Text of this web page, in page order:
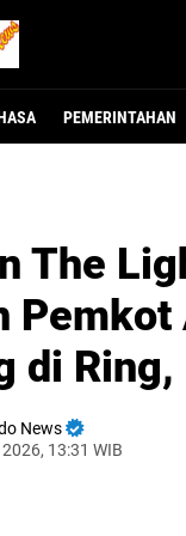
PEMERINTAHAN
The
di
News
13:31 WIB